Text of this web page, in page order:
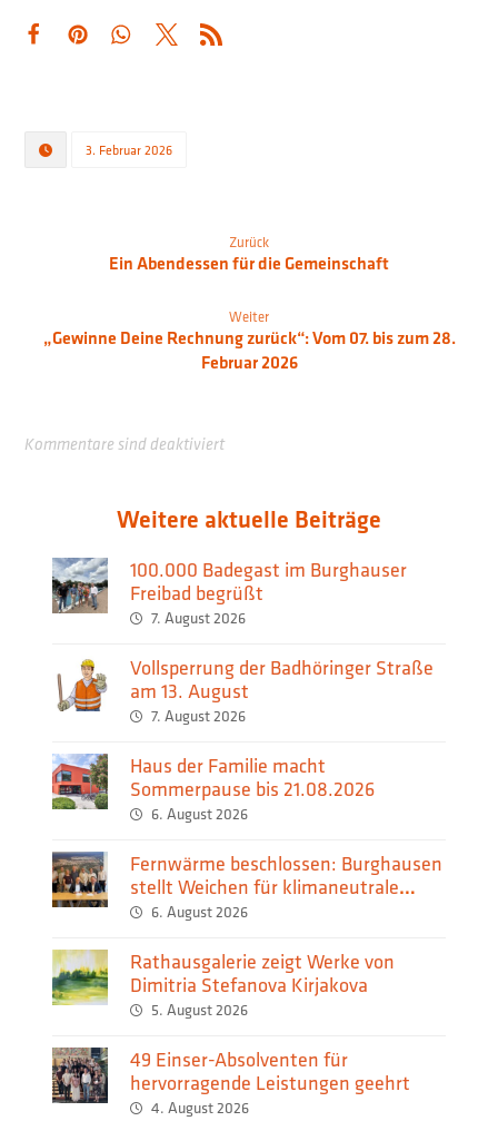
3. Februar 2026
Zurück
Ein Abendessen für die Gemeinschaft
Weiter
„Gewinne Deine Rechnung zurück“: Vom 07. bis zum 28.
Februar 2026
Kommentare sind deaktiviert
Weitere aktuelle Beiträge
100.000 Badegast im Burghauser
Freibad begrüßt
7. August 2026
Vollsperrung der Badhöringer Straße
am 13. August
7. August 2026
Haus der Familie macht
Sommerpause bis 21.08.2026
6. August 2026
Fernwärme beschlossen: Burghausen
stellt Weichen für klimaneutrale
Wärmeversorgung
6. August 2026
Rathausgalerie zeigt Werke von
Dimitria Stefanova Kirjakova
5. August 2026
49 Einser-Absolventen für
hervorragende Leistungen geehrt
4. August 2026